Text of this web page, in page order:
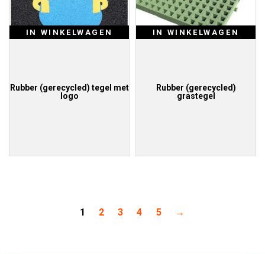
IN WINKELWAGEN
Rubber (gerecycled) tegel met
logo
IN WINKELWAGEN
Rubber (gerecycled)
grastegel
1 2 3 4 5 →